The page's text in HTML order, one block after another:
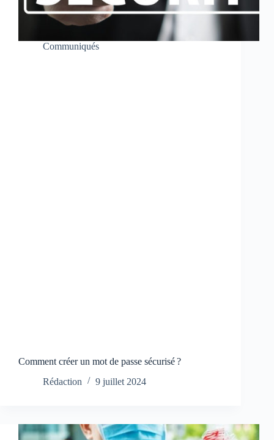
Communiqués
Comment créer un mot de passe sécurisé ?
Rédaction
9 juillet 2024